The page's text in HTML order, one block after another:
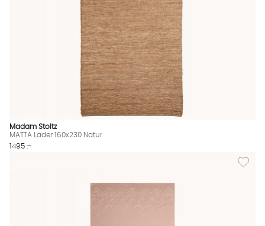
Madam Stoltz
MATTA Läder 160x230 Natur
1495 :-
Lägg